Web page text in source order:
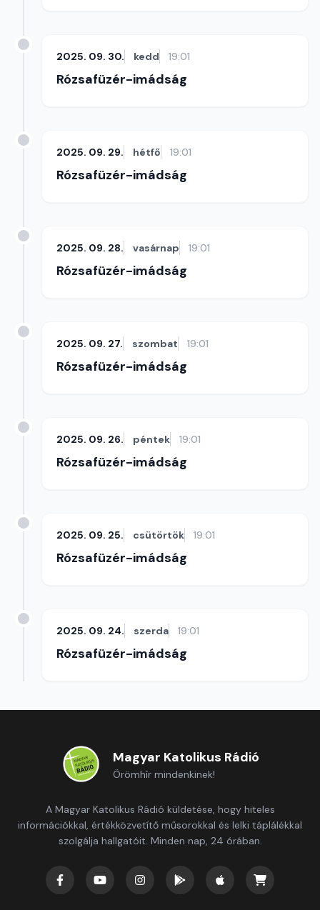
2025. 09. 30. kedd 19:01
Rózsafüzér-imádság
2025. 09. 29. hétfő 19:01
Rózsafüzér-imádság
2025. 09. 28. vasárnap 19:01
Rózsafüzér-imádság
2025. 09. 27. szombat 19:01
Rózsafüzér-imádság
2025. 09. 26. péntek 19:01
Rózsafüzér-imádság
2025. 09. 25. csütörtök 19:01
Rózsafüzér-imádság
2025. 09. 24. szerda 19:01
Rózsafüzér-imádság
Magyar Katolikus Rádió
Örömhír mindenkinek!
A Magyar Katolikus Rádió küldetése, hogy hiteles
információkkal, értékközvetítő műsorokkal és lelki táplálékkal
szolgálja hallgatóit. Minden nap, 24 órában.